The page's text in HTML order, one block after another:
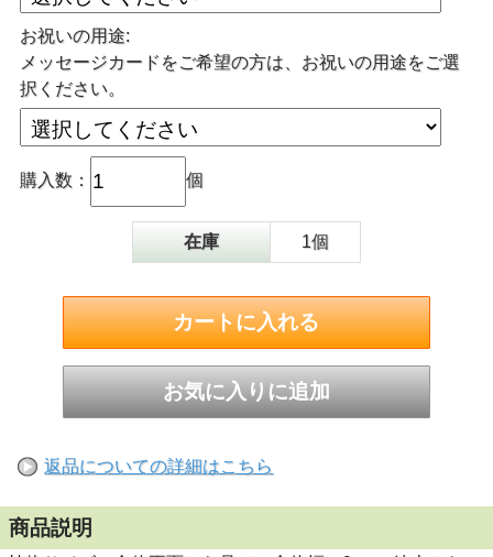
お祝いの用途:
メッセージカードをご希望の方は、お祝いの用途をご選
択ください。
購入数： 個
在庫 1個
返品についての詳細はこちら
商品説明